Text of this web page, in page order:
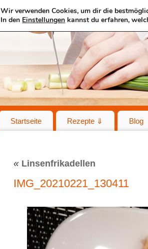
Startseite Rezepte ⇓ Blog
« Linsenfrikadellen
IMG_20210221_130411
Wir verwenden Cookies, um dir die
In den Einstellungen kannst du erfahren,